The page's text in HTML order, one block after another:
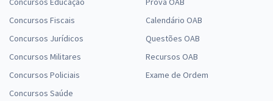
Concursos Fiscais
Concursos Jurídicos
Concursos Militares
Concursos Policiais
Concursos Saúde
Calendário OAB
Questões OAB
Recursos OAB
Exame de Ordem